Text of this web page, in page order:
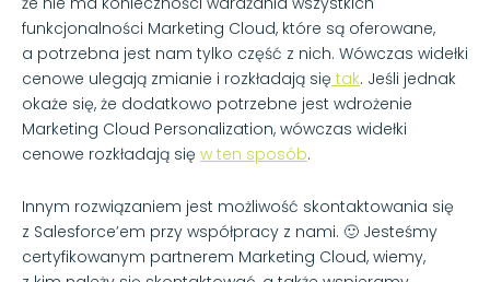
funkcjonalności Marketing Cloud, które są oferowane,
a potrzebna jest nam tylko część z nich. Wówczas widełki
cenowe ulegają zmianie i rozkładają się tak. Jeśli jednak
okaże się, że dodatkowo potrzebne jest wdrożenie
Marketing Cloud Personalization, wówczas widełki
cenowe rozkładają się w ten sposób.
Innym rozwiązaniem jest możliwość skontaktowania się
z Salesforce’em przy współpracy z nami. 🙂 Jesteśmy
certyfikowanym partnerem Marketing Cloud, wiemy,